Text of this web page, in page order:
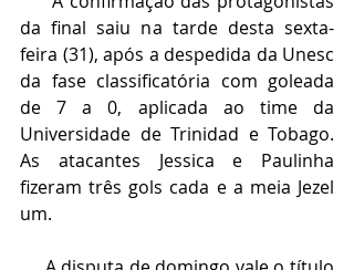
da final saiu na tarde desta sexta-
feira (31), após a despedida da Unesc
da fase classificatória com goleada
de 7 a 0, aplicada ao time da
Universidade de Trinidad e Tobago.
As atacantes Jessica e Paulinha
fizeram três gols cada e a meia Jezel
um.